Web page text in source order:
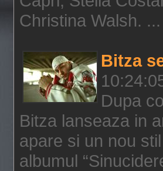
Christina Walsh. ...
Bitza
Dupa
Bitza lanseaza in
apare si un nou
albumul